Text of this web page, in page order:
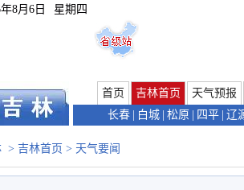
8月6日 星期四
首页 吉林首页
天气预报
长春
白城 松原 四平 辽
> 吉林首页 > 天气要闻